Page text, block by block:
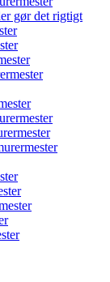
gør det rigtigt